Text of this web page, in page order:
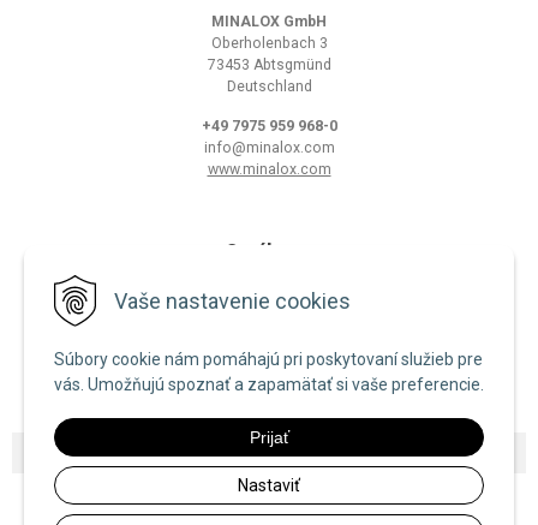
Vaše nastavenie cookies
Súbory cookie nám pomáhajú pri poskytovaní služieb pre
vás. Umožňujú spoznať a zapamätať si vaše preferencie.
Prijať
Nastaviť
MINALOX GmbH
Oberholenbach 3
73453 Abtsgmünd
Deutschland
+49 7975 959 968-0
info@minalox.com
www.minalox.com
O nákupe
Zásady používania cookies